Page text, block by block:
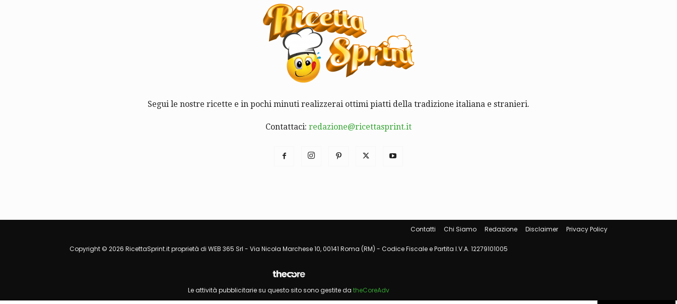
Segui le nostre ricette e in pochi minuti realizzerai ottimi piatti della tradizione italiana e stranieri.
Contattaci: redazione@ricettasprint.it
Contatti Chi Siamo Redazione Disclaimer Privacy Policy
Copyright © 2026 RicettaSprint.it proprietà di WEB 365 Srl - Via Nicola Marchese 10, 00141 Roma (RM) - Codice Fiscale e Partita I.V.A. 12279101005
Le attività pubblicitarie su questo sito sono gestite da theCoreAdv